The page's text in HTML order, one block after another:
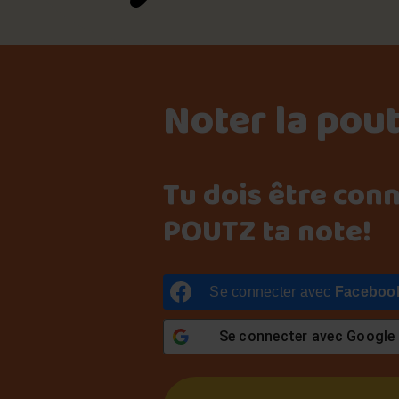
Noter la
Tu dois être
POUTZ ta note!
Se connecter avec
Se connecter avec Google